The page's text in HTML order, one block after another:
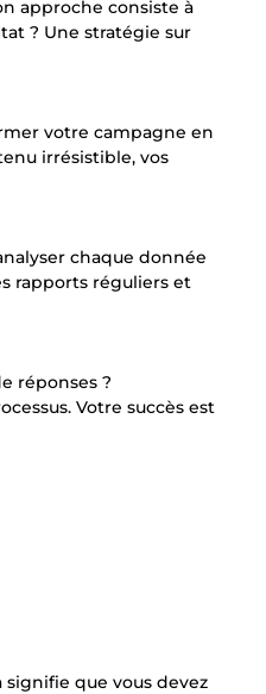
approche consiste à
? Une stratégie sur
votre campagne en
irrésistible, vos
chaque donnée
rapports réguliers et
réponses ?
Votre succès est
que vous devez